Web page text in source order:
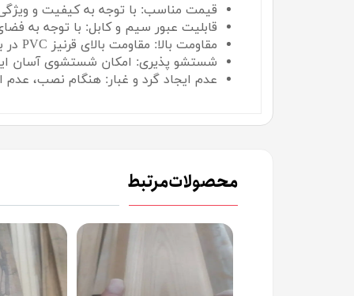
قیمت مناسب: با توجه به کیفیت و
قابلیت عبور سیم و کابل: با توجه به
مقاومت بالا: مقاومت بالای قرنیز PVC در برابر آب و رطوبت از طریق این محصول ارائه می‌شود.
شستشو پذیری: امکان شستشوی آسان
عدم ایجاد گرد و غبار: هنگام نصب، عدم
محصولات مرتبط